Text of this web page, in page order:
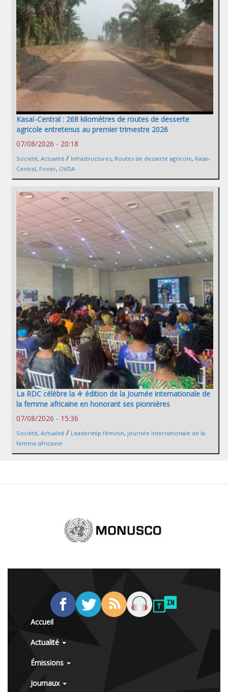
Kasaï-Central : 268 kilomètres de routes de desserte
agricole entretenus au premier trimestre 2026
07/08/2026 - 20:18
Société, Actualité / Infrastructures, Routes de desserte agricole, Kasai-
Central, Foner, OVDA
La RDC célèbre la 4ᵉ édition de la Journée internationale de
la femme africaine en honorant ses pionnières
07/08/2026 - 15:36
Société, Actualité / Leadership féminin, journée internationale de la
femme africaine
Accueil
Actualité
Émissions
Journaux